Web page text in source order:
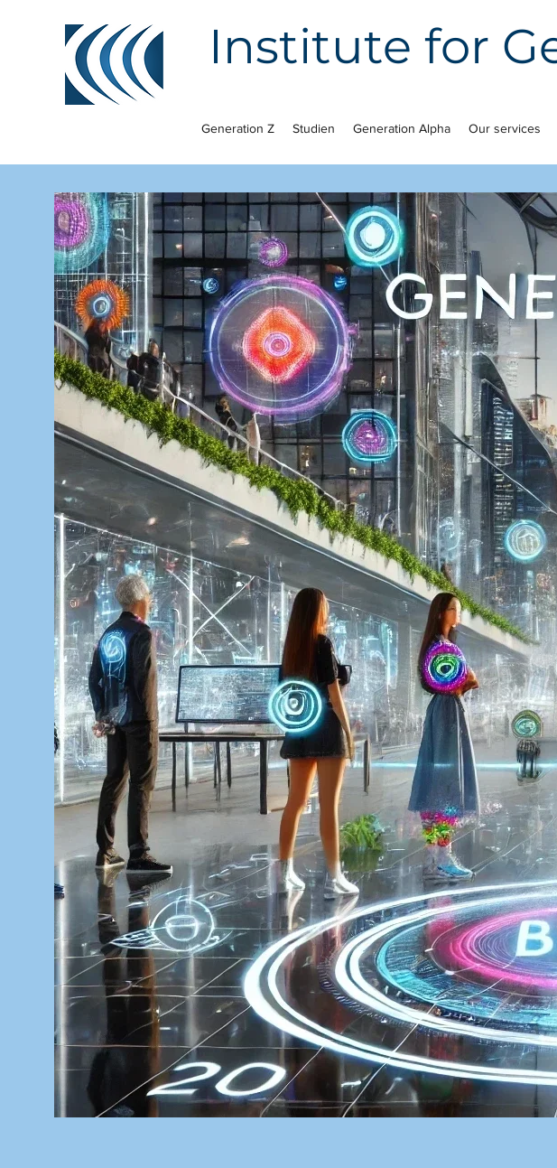
Institute for
Generation Z Studien Generation Alpha Our services